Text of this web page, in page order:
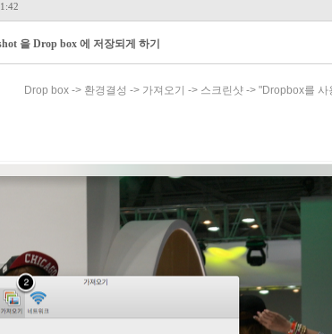
을 Drop box 에 저장되게 하기
Drop box -> 환경결성 -> 가져오기 -> 스크린샷 -> "Dropbox를 사